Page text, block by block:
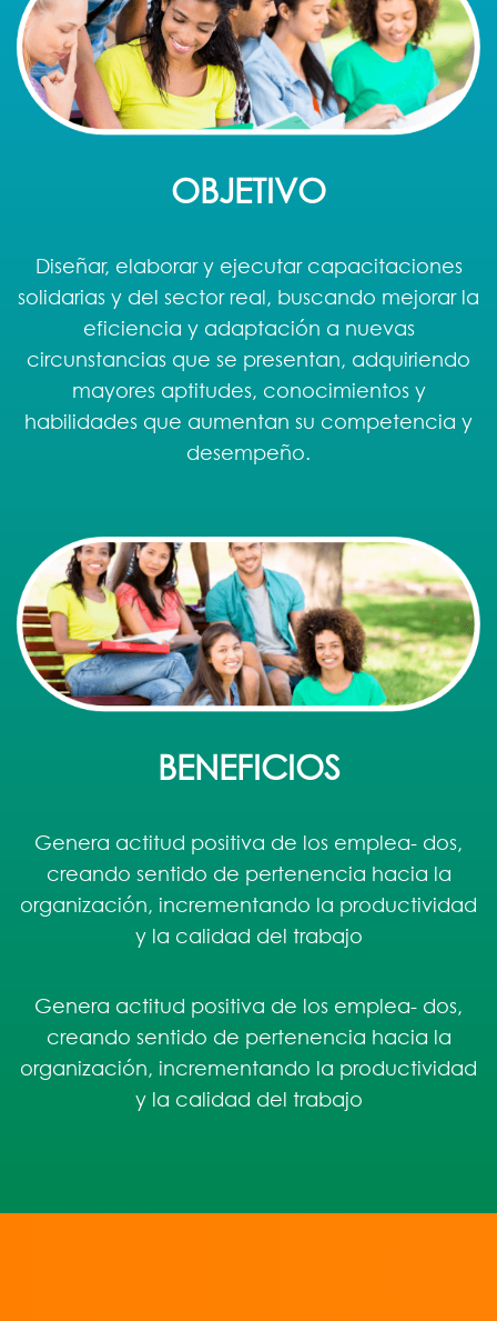
OBJETIVO
Diseñar, elaborar y ejecutar capacitaciones
solidarias y del sector real, buscando mejorar la
eficiencia y adaptación a nuevas
circunstancias que se presentan, adquiriendo
mayores aptitudes, conocimientos y
habilidades que aumentan su competencia y
desempeño.
BENEFICIOS
Genera actitud positiva de los emplea- dos,
creando sentido de pertenencia hacia la
organización, incrementando la productividad
y la calidad del trabajo
Genera actitud positiva de los emplea- dos,
creando sentido de pertenencia hacia la
organización, incrementando la productividad
y la calidad del trabajo